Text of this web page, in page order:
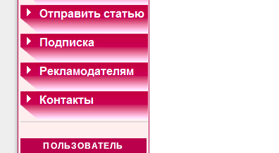
ПОЛЬЗОВАТЕЛЬ